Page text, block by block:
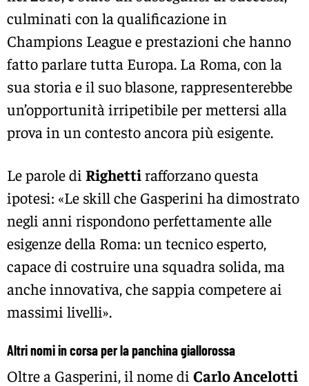
culminati con la qualificazione in
Champions League e prestazioni che hanno
fatto parlare tutta Europa. La Roma, con la
sua storia e il suo blasone, rappresenterebbe
un’opportunità irripetibile per mettersi alla
prova in un contesto ancora più esigente.
Le parole di Righetti rafforzano questa
ipotesi: «Le skill che Gasperini ha dimostrato
negli anni rispondono perfettamente alle
esigenze della Roma: un tecnico esperto,
capace di costruire una squadra solida, ma
anche innovativa, che sappia competere ai
massimi livelli».
Altri nomi in corsa per la panchina giallorossa
Oltre a Gasperini, il nome di Carlo Ancelotti